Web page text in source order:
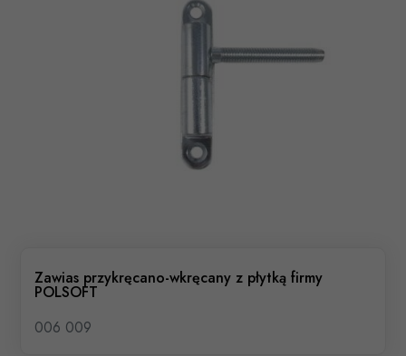
Zawias przykręcano-wkręcany z płytką firmy
POLSOFT
006 009